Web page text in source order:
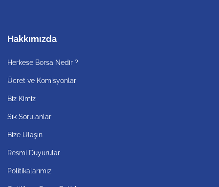
Hakkımızda
Herkese Borsa Nedir ?
Ücret ve Komisyonlar
Biz Kimiz
Sık Sorulanlar
Bize Ulaşın
Resmi Duyurular
Politikalarımız